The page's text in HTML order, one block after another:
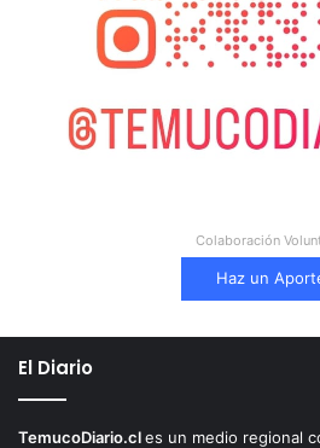
Colaboración
Haz un
El Diario
TemucoDiario.cles un medio regional